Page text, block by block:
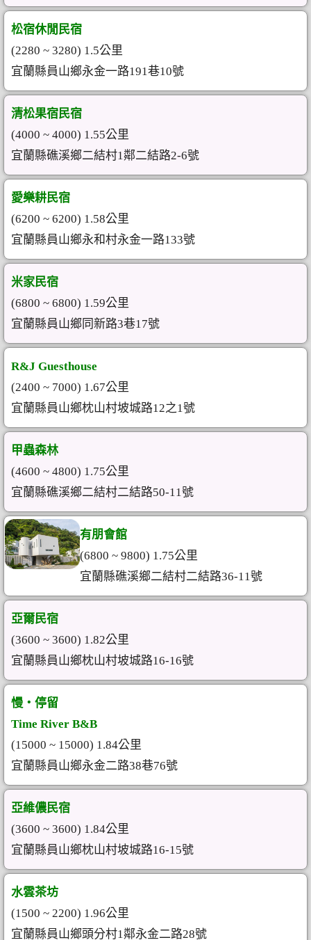
松宿休閒民宿
(2280 ~ 3280) 1.5公里
宜蘭縣員山鄉永金一路191巷10號
清松果宿民宿
(4000 ~ 4000) 1.55公里
宜蘭縣礁溪鄉二結村1鄰二結路2-6號
愛樂耕民宿
(6200 ~ 6200) 1.58公里
宜蘭縣員山鄉永和村永金一路133號
米家民宿
(6800 ~ 6800) 1.59公里
宜蘭縣員山鄉同新路3巷17號
R&J Guesthouse
(2400 ~ 7000) 1.67公里
宜蘭縣員山鄉枕山村坡城路12之1號
甲蟲森林
(4600 ~ 4800) 1.75公里
宜蘭縣礁溪鄉二結村二結路50-11號
有朋會館
(6800 ~ 9800) 1.75公里
宜蘭縣礁溪鄉二結村二結路36-11號
亞爾民宿
(3600 ~ 3600) 1.82公里
宜蘭縣員山鄉枕山村坡城路16-16號
慢‧停留
Time River B&B
(15000 ~ 15000) 1.84公里
宜蘭縣員山鄉永金二路38巷76號
亞維儂民宿
(3600 ~ 3600) 1.84公里
宜蘭縣員山鄉枕山村坡城路16-15號
水雲茶坊
(1500 ~ 2200) 1.96公里
宜蘭縣員山鄉頭分村1鄰永金二路28號